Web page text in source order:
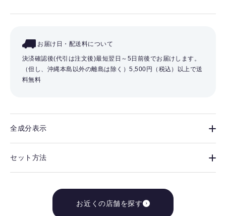
お届け日・配送料について
決済確認後(代引は注文後)最短翌日～5日前後でお届けします。
（但し、沖縄本島以外の離島は除く）5,500円（税込）以上で送
料無料
全成分表示
セット方法
お近くの店舗を探す